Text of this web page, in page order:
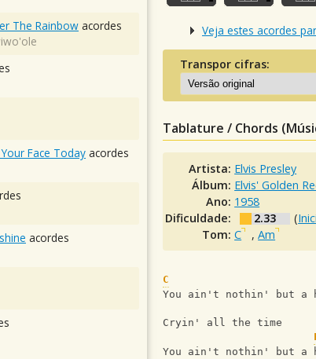
Veja estes acordes
Transpor cifras:
Tablature / Chords
Artista: Elvis Presley
Álbum: Elvis' Golden
Ano: 1958
Dificuldade:
2.33 (
Tom:C ,Am
C
You ain't nothin' but a
Cryin' all the time
You ain't nothin' but a
The Rainbow acordes
Face Today acordes
acordes